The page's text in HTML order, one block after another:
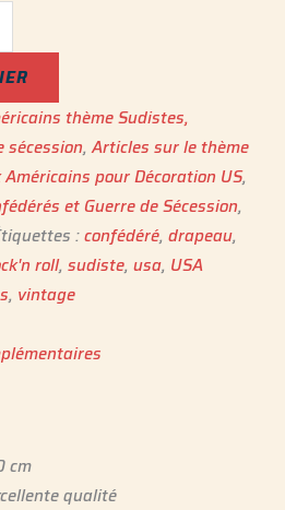
thème Sudistes,
sécession,Articles sur le thème
pour Décoration US,
et Guerre de Sécession,
:confédéré,drapeau,
roll,sudiste,usa, USA
, vintage
cm
qualité